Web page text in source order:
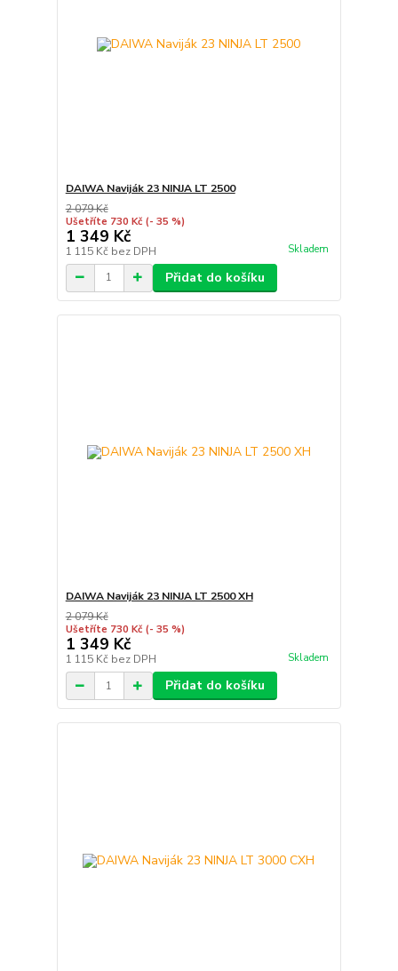
DAIWA Naviják 23 NINJA LT 2500
2 079 Kč
Ušetříte 730 Kč (- 35 %)
1 349 Kč
1 115 Kč bez DPH Skladem
Přidat do košíku
DAIWA Naviják 23 NINJA LT 2500 XH
2 079 Kč
Ušetříte 730 Kč (- 35 %)
1 349 Kč
1 115 Kč bez DPH Skladem
Přidat do košíku